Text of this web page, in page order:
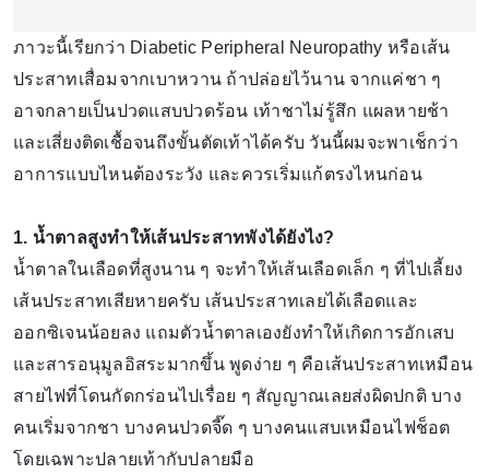
ภาวะนี้เรียกว่า Diabetic Peripheral Neuropathy หรือเส้น
ประสาทเสื่อมจากเบาหวาน ถ้าปล่อยไว้นาน จากแค่ชา ๆ
อาจกลายเป็นปวดแสบปวดร้อน เท้าชาไม่รู้สึก แผลหายช้า
และเสี่ยงติดเชื้อจนถึงขั้นตัดเท้าได้ครับ วันนี้ผมจะพาเช็กว่า
อาการแบบไหนต้องระวัง และควรเริ่มแก้ตรงไหนก่อน
1. น้ำตาลสูงทำให้เส้นประสาทพังได้ยังไง?
น้ำตาลในเลือดที่สูงนาน ๆ จะทำให้เส้นเลือดเล็ก ๆ ที่ไปเลี้ยง
เส้นประสาทเสียหายครับ เส้นประสาทเลยได้เลือดและ
ออกซิเจนน้อยลง แถมตัวน้ำตาลเองยังทำให้เกิดการอักเสบ
และสารอนุมูลอิสระมากขึ้น พูดง่าย ๆ คือเส้นประสาทเหมือน
สายไฟที่โดนกัดกร่อนไปเรื่อย ๆ สัญญาณเลยส่งผิดปกติ บาง
คนเริ่มจากชา บางคนปวดจี๊ด ๆ บางคนแสบเหมือนไฟช็อต
โดยเฉพาะปลายเท้ากับปลายมือ